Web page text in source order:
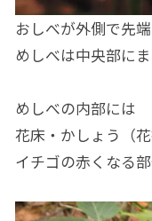
おしべが外側で先
めしべは中央部に
めしべの内部には
花床・かしょう（
イチゴの赤くなる